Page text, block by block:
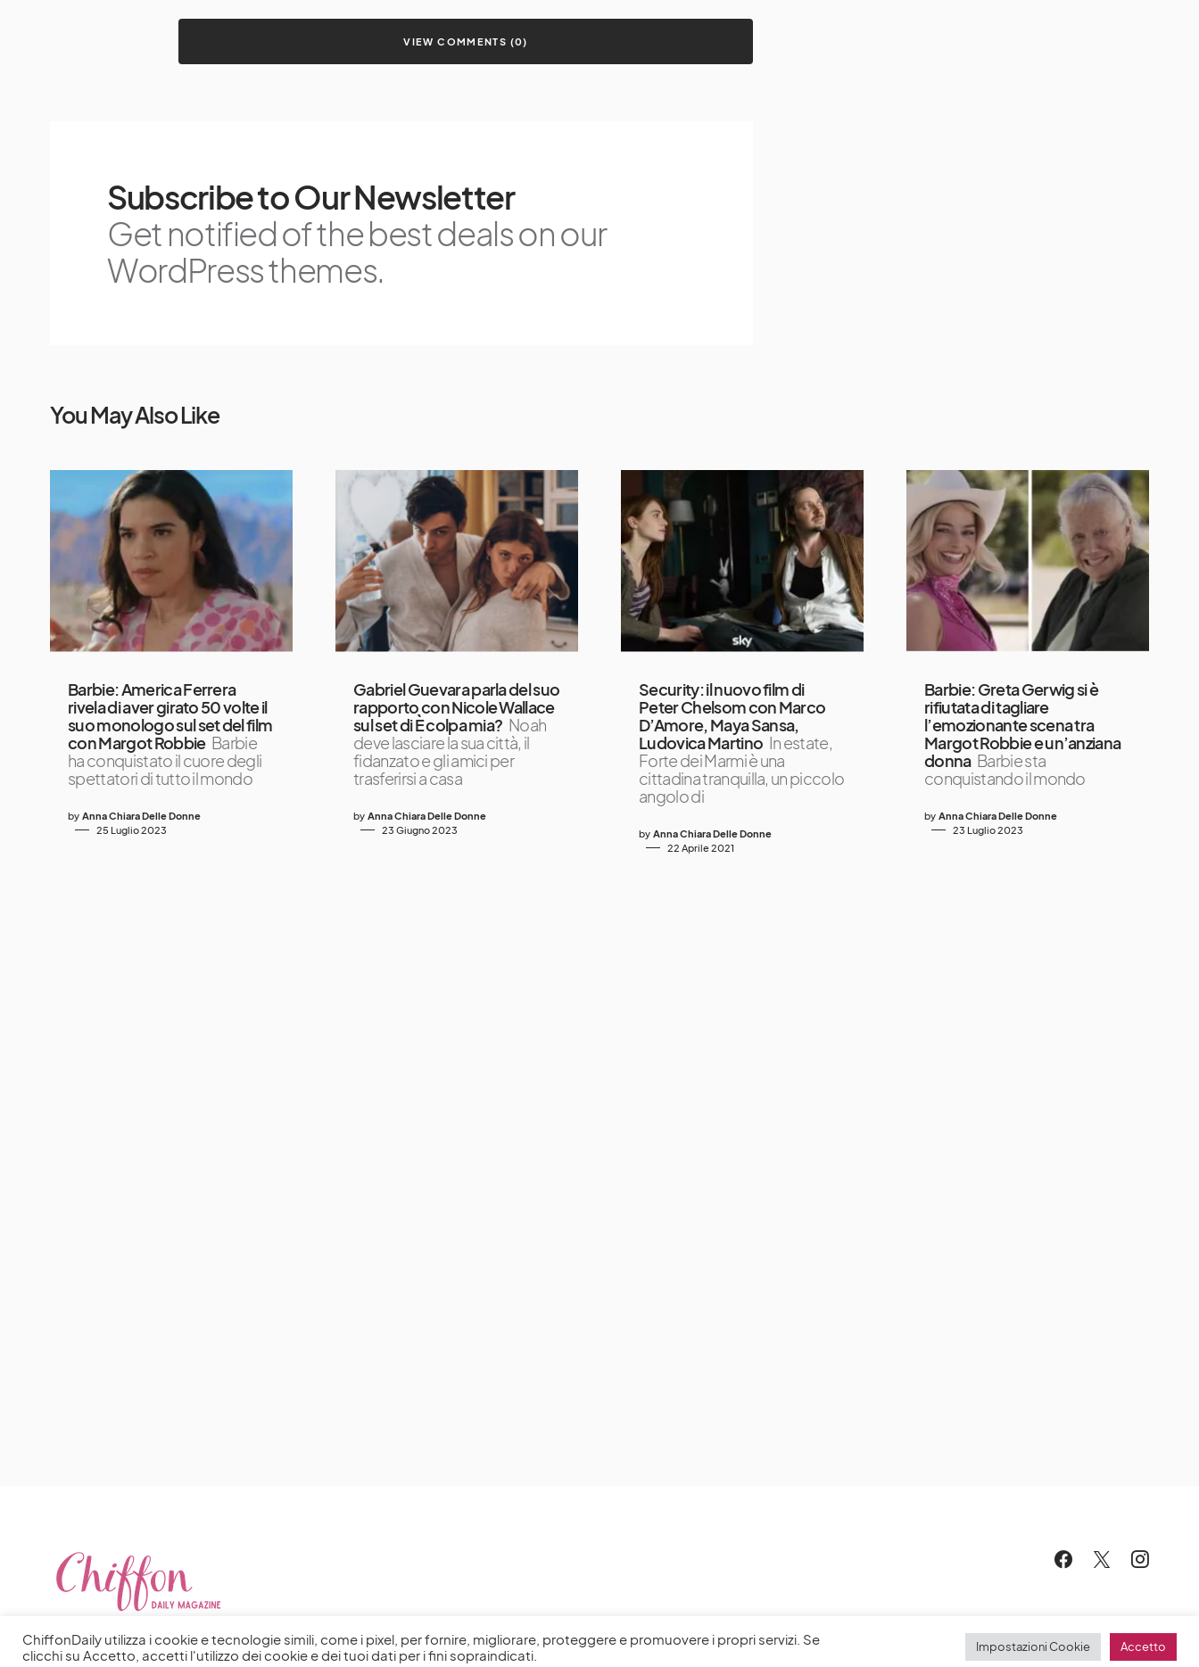
VIEW COMMENTS (0)
Subscribe to Our Newsletter
Get notified of the best deals on our
WordPress themes.
You May Also Like
Barbie: America Ferrera
rivela di aver girato 50 volte il
suo monologo sul set del film
con Margot Robbie Barbie
ha conquistato il cuore degli
spettatori di tutto il mondo
by Anna Chiara Delle Donne
25 Luglio 2023
Gabriel Guevara parla del suo
rapporto con Nicole Wallace
sul set di È colpa mia? Noah
deve lasciare la sua città, il
fidanzato e gli amici per
trasferirsi a casa
by Anna Chiara Delle Donne
23 Giugno 2023
Security: il nuovo film di
Peter Chelsom con Marco
D’Amore, Maya Sansa,
Ludovica Martino In estate,
Forte dei Marmi è una
cittadina tranquilla, un piccolo
angolo di
by Anna Chiara Delle Donne
22 Aprile 2021
Barbie: Greta Gerwig si è
rifiutata di tagliare
l’emozionante scena tra
Margot Robbie e un’anziana
donna Barbie sta
conquistando il mondo
by Anna Chiara Delle Donne
23 Luglio 2023
ChiffonDaily utilizza i cookie e tecnologie simili, come i pixel, per fornire, migliorare, proteggere e promuovere i propri servizi. Se
clicchi su Accetto, accetti l'utilizzo dei cookie e dei tuoi dati per i fini sopraindicati.
Impostazioni Cookie Accetto